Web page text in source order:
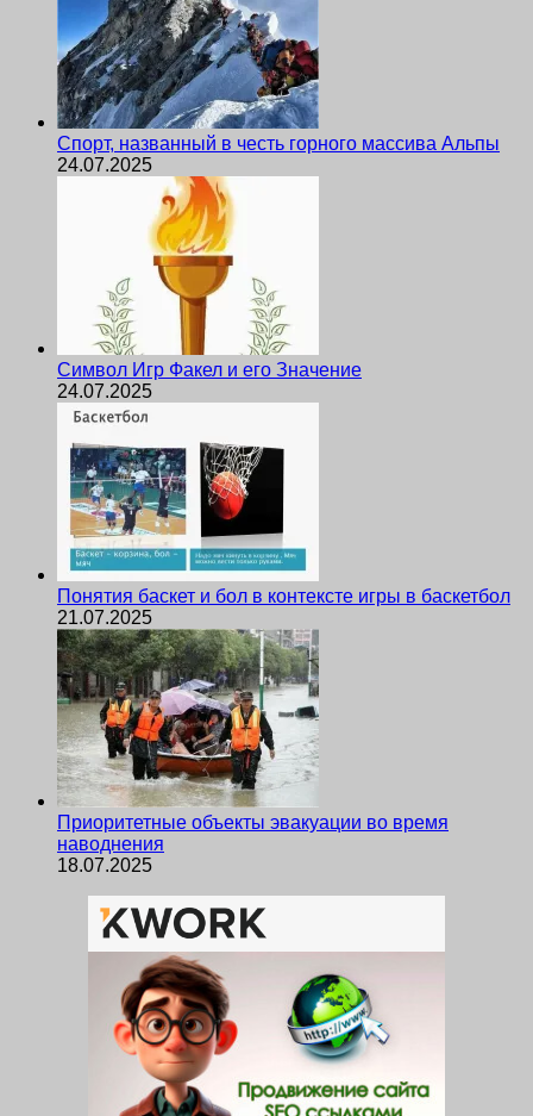
Спорт, названный в честь горного массива Альпы
24.07.2025
Символ Игр Факел и его Значение
24.07.2025
Понятия баскет и бол в контексте игры в баскетбол
21.07.2025
Приоритетные объекты эвакуации во время
наводнения
18.07.2025